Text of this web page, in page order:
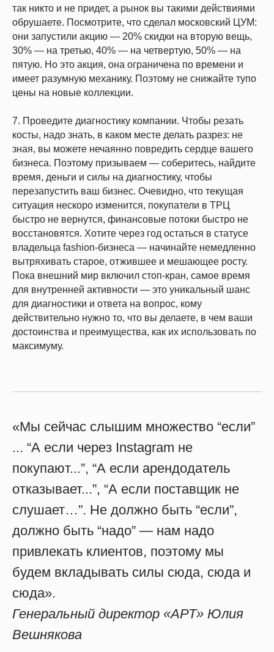
так никто и не придет, а рынок вы такими действиями
обрушаете. Посмотрите, что сделал московский ЦУМ:
они запустили акцию — 20% скидки на вторую вещь,
30% — на третью, 40% — на четвертую, 50% — на
пятую. Но это акция, она ограничена по времени и
имеет разумную механику. Поэтому не снижайте тупо
цены на новые коллекции.
7. Проведите диагностику компании. Чтобы резать
косты, надо знать, в каком месте делать разрез: не
зная, вы можете нечаянно повредить сердце вашего
бизнеса. Поэтому призываем — соберитесь, найдите
время, деньги и силы на диагностику, чтобы
перезапустить ваш бизнес. Очевидно, что текущая
ситуация нескоро изменится, покупатели в ТРЦ
быстро не вернутся, финансовые потоки быстро не
восстановятся. Хотите через год остаться в статусе
владельца fashion-бизнеса — начинайте немедленно
вытряхивать старое, отжившее и мешающее росту.
Пока внешний мир включил стоп-кран, самое время
для внутренней активности — это уникальный шанс
для диагностики и ответа на вопрос, кому
действительно нужно то, что вы делаете, в чем ваши
достоинства и преимущества, как их использовать по
максимуму.
«Мы сейчас слышим множество “если”
... “А если через Instagram не
покупают...”, “А если арендодатель
отказывает...”, “А если поставщик не
слушает…”. Не должно быть “если”,
должно быть “надо” — нам надо
привлекать клиентов, поэтому мы
будем вкладывать силы сюда, сюда и
сюда».
Генеральный директор «АРТ» Юлия
Вешнякова